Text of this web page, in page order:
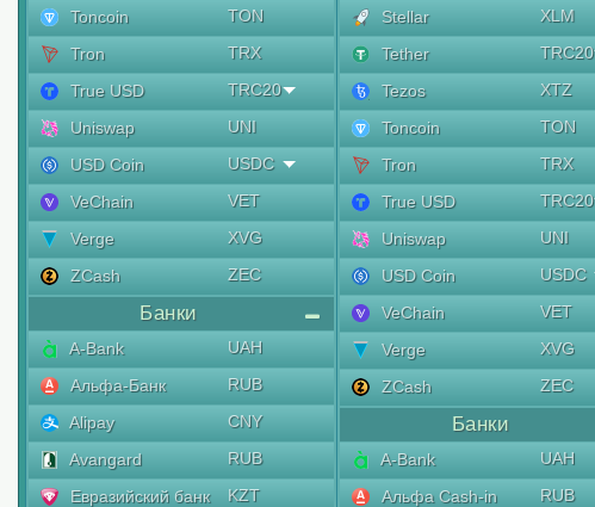
Toncoin
TON
Tron
TRX
True USD
TRC20
Uniswap
UNI
USD Coin
USDC
VeChain
VET
Verge
XVG
ZCash
ZEC
Банки
A-Bank
UAH
Альфа-Банк
RUB
Alipay
CNY
Avangard
RUB
Евразийский банк
KZT
Stellar
XLM
Tether
TRC20
Tezos
XTZ
Toncoin
TON
Tron
TRX
True USD
TRC20
Uniswap
UNI
USD Coin
USDC
VeChain
VET
Verge
XVG
ZCash
ZEC
Банки
A-Bank
UAH
Альфа Cash-in
RUB